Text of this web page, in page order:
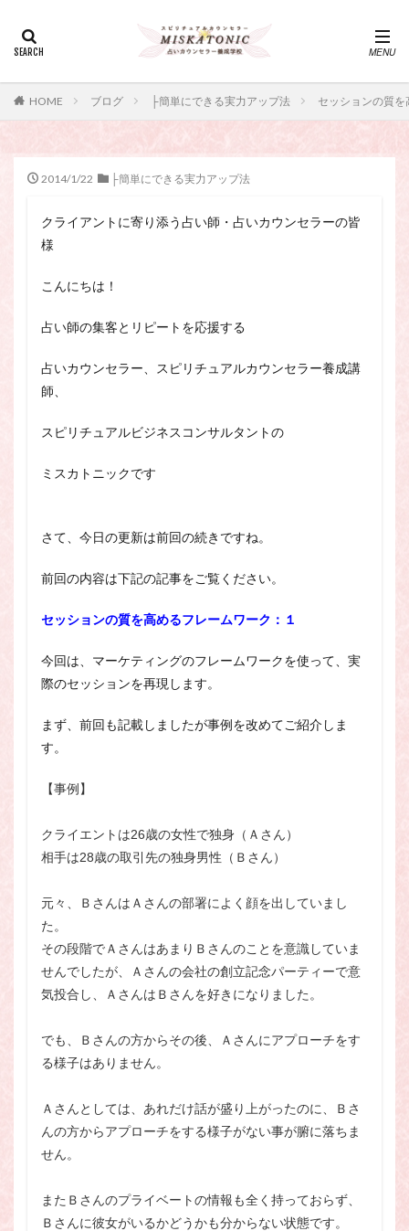
HOME ブログ ├簡単にできる実力アップ法 セッションの質
2014/1/22 ├簡単にできる実力アップ法
クライアントに寄り添う占い師・占いカウンセラーの皆
様
こんにちは！
占い師の集客とリピートを応援する
占いカウンセラー、スピリチュアルカウンセラー養成講
師、
スピリチュアルビジネスコンサルタントの
ミスカトニックです
さて、今日の更新は前回の続きですね。
前回の内容は下記の記事をご覧ください。
セッションの質を高めるフレームワーク：１
今回は、マーケティングのフレームワークを使って、実
際のセッションを再現します。
まず、前回も記載しましたが事例を改めてご紹介しま
す。
【事例】
クライエントは26歳の女性で独身（Ａさん）
相手は28歳の取引先の独身男性（Ｂさん）
元々、ＢさんはＡさんの部署によく顔を出していまし
た。
その段階でＡさんはあまりＢさんのことを意識していま
せんでしたが、Ａさんの会社の創立記念パーティーで意
気投合し、ＡさんはＢさんを好きになりました。
でも、Ｂさんの方からその後、Ａさんにアプローチをす
る様子はありません。
Ａさんとしては、あれだけ話が盛り上がったのに、Ｂさ
んの方からアプローチをする様子がない事が腑に落ちま
せん。
またＢさんのプライベートの情報も全く持っておらず、
Ｂさんに彼女がいるかどうかも分からない状態です。
ー、占い師、占い師になりたい、占い講座
引き寄せの法則
心理療法
波動の法則
電話占い師
占い師になりたい
占いセラピー
スピリチュアル・セラピー
サイコセラピー
スピリチュアル・セッション
ング、スピリチュアル・セッション、スピリチュアル・セラピ
カウンセラー、占いカウンセリング、占いセラピー、占い師、
占いカウンセリング
スピリチュアルカウンセラー